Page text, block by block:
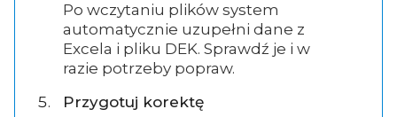
Po wczytaniu plików system
automatycznie uzupełni dane z
Excela i pliku DEK. Sprawdź je i w
razie potrzeby popraw.
Przygotuj korektę